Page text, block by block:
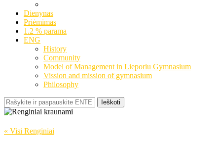
Dienynas
Priėmimas
1.2 % parama
ENG
History
Community
Model of Management in Lieporiu Gymnasium
Vission and mission of gymnasium
Philosophy
Ieškoti
« Visi Renginiai